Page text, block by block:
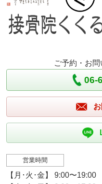
ご予約・お
06-
営業時間
【月･火･金】 9:00〜19:00